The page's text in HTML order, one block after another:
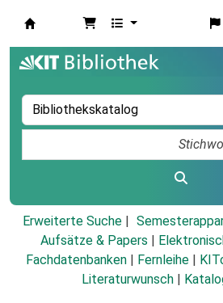
Erweiterte Suche
Aufsätze & Papers
Fachdatenbanken
Fernleihe
Literaturwunsch